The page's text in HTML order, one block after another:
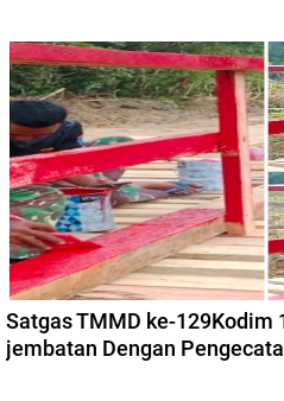
Satgas TMMD ke-129Kodim
jembatan Dengan